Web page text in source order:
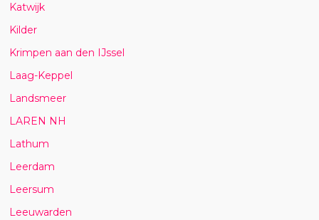
Katwijk
Kilder
Krimpen aan den IJssel
Laag-Keppel
Landsmeer
LAREN NH
Lathum
Leerdam
Leersum
Leeuwarden